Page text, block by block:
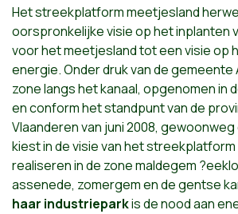
Het streekplatform meetjesland
oorspronkelijke visie op het inplanten
voor het meetjesland tot een visie op
energie. Onder druk van de gemeente
zone langs het kanaal, opgenomen in
en conform het standpunt van de
Vlaanderen van juni 2008,
kiest in de visie van het
realiseren in de zone maldegem
assenede, zomergem en de gentse
haar industrieparkis de nood aan